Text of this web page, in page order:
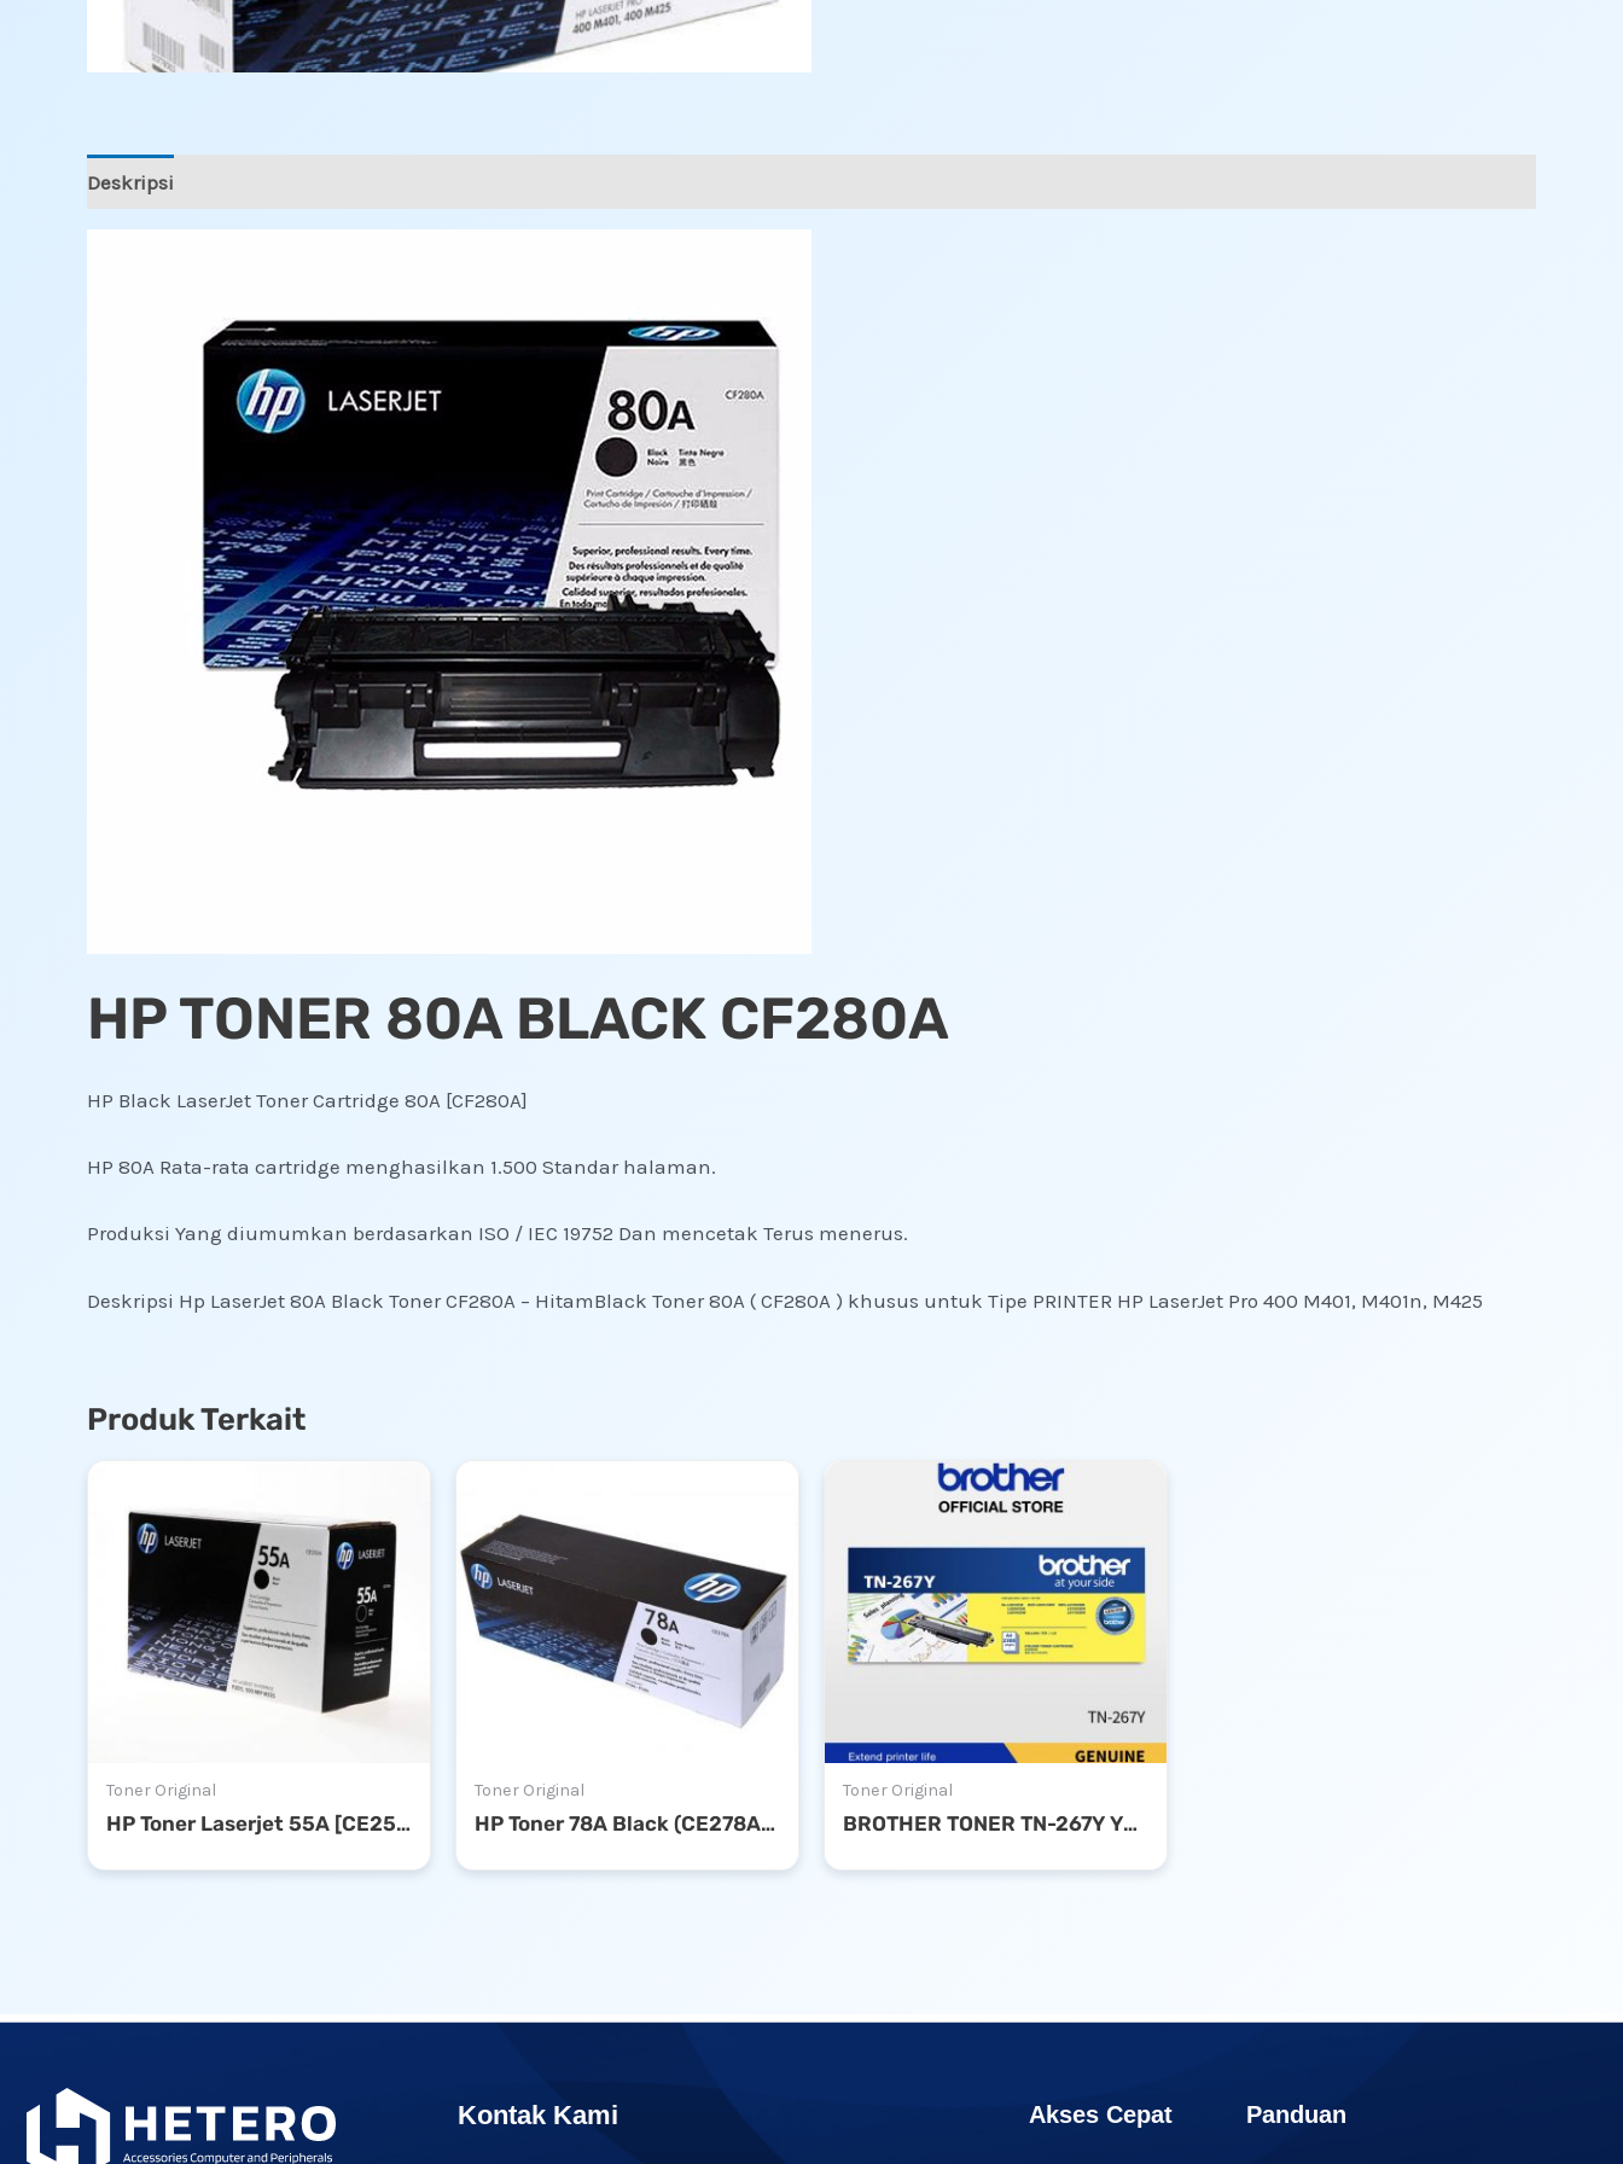
Deskripsi
HP TONER 80A BLACK CF280A
HP Black LaserJet Toner Cartridge 80A [CF280A]
HP 80A Rata-rata cartridge menghasilkan 1.500 Standar halaman.
Produksi Yang diumumkan berdasarkan ISO / IEC 19752 Dan mencetak Terus menerus.
Deskripsi Hp LaserJet 80A Black Toner CF280A – HitamBlack Toner 80A ( CF280A ) khusus untuk Tipe PRINTER HP LaserJet Pro 400 M401, M401n, M425
Produk Terkait
Toner Original
HP Toner Laserjet 55A [CE255A]
Toner Original
HP Toner 78A Black (CE278A) Original LaserJet Toner Cartridge
Toner Original
BROTHER TONER TN-267Y YELLOW
Kontak Kami Akses Cepat Panduan